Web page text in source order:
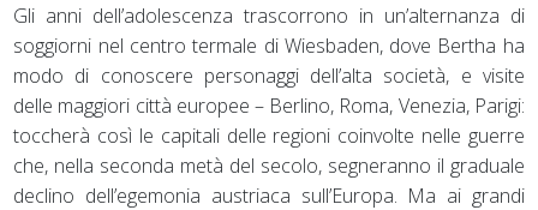
Gli anni dell’adolescenza trascorrono in un’alternanza di
soggiorni nel centro termale di Wiesbaden, dove Bertha ha
modo di conoscere personaggi dell’alta società, e visite
delle maggiori città europee – Berlino, Roma, Venezia, Parigi:
toccherà così le capitali delle regioni coinvolte nelle guerre
che, nella seconda metà del secolo, segneranno il graduale
declino dell’egemonia austriaca sull’Europa. Ma ai grandi